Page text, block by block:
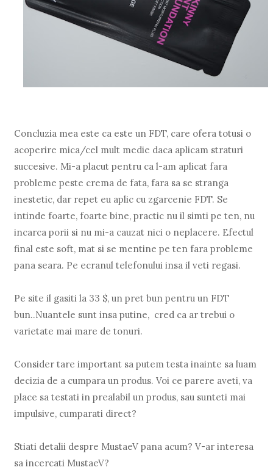
Concluzia mea este ca este un FDT, care ofera totusi o
acoperire mica/cel mult medie daca aplicam straturi
succesive. Mi-a placut pentru ca l-am aplicat fara
probleme peste crema de fata, fara sa se stranga
inestetic, dar repet eu aplic cu zgarcenie FDT. Se
intinde foarte, foarte bine, practic nu il simti pe ten, nu
incarca porii si nu mi-a cauzat nici o neplacere. Efectul
final este soft, mat si se mentine pe ten fara probleme
pana seara. Pe ecranul telefonului insa il veti regasi.
Pe site il gasiti la 33 $, un pret bun pentru un FDT
bun..Nuantele sunt insa putine, cred ca ar trebui o
varietate mai mare de tonuri.
Consider tare important sa putem testa inainte sa luam
decizia de a cumpara un produs. Voi ce parere aveti, va
place sa testati in prealabil un produs, sau sunteti mai
impulsive, cumparati direct?
Stiati detalii despre MustaeV pana acum? V-ar interesa
sa incercati MustaeV?